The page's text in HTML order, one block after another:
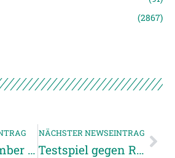
(2867)
Bis 16. Dezember bestellen
NÄCHSTER NEWSEINTRAG
Testspiel gegen Regensburg abgesagt!